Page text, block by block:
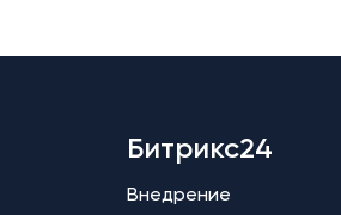
Битрикс24
Внедрение